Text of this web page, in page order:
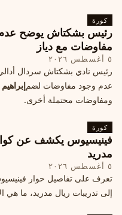
كورة
رئيس بشكتاش يوضح
مفاوضات مع دياز
٥ أغسطس ٢٠٢٦
رئيس نادي بشكتاش سردال
عدم وجود مفاوضات لضمإبراهيم
ومفاوضات محتملة أخرى.
كورة
فينيسيوس يكشف عن
مدريد
٥ أغسطس ٢٠٢٦
تعرف على تفاصيل حوار
إلى تدريبات ريال مدريد، ما هي